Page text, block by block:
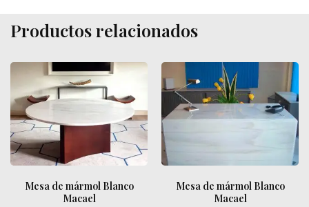
Productos relacionados
Mesa de mármol Blanco
Macael
Mesa de mármol Blanco
Macael